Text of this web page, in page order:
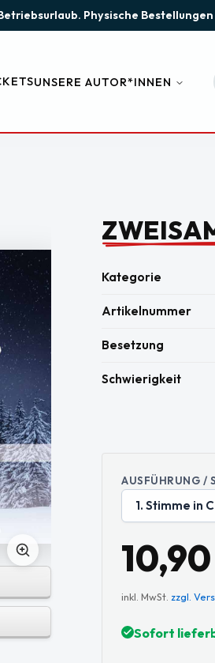
Physische
UNSERE AUTOR*INNEN
Kategorie
Artikelnummer
Besetzung
Schwierigkeit
AUSFÜHRUNG /
10,90
inkl. MwSt. zzgl.
Sofort